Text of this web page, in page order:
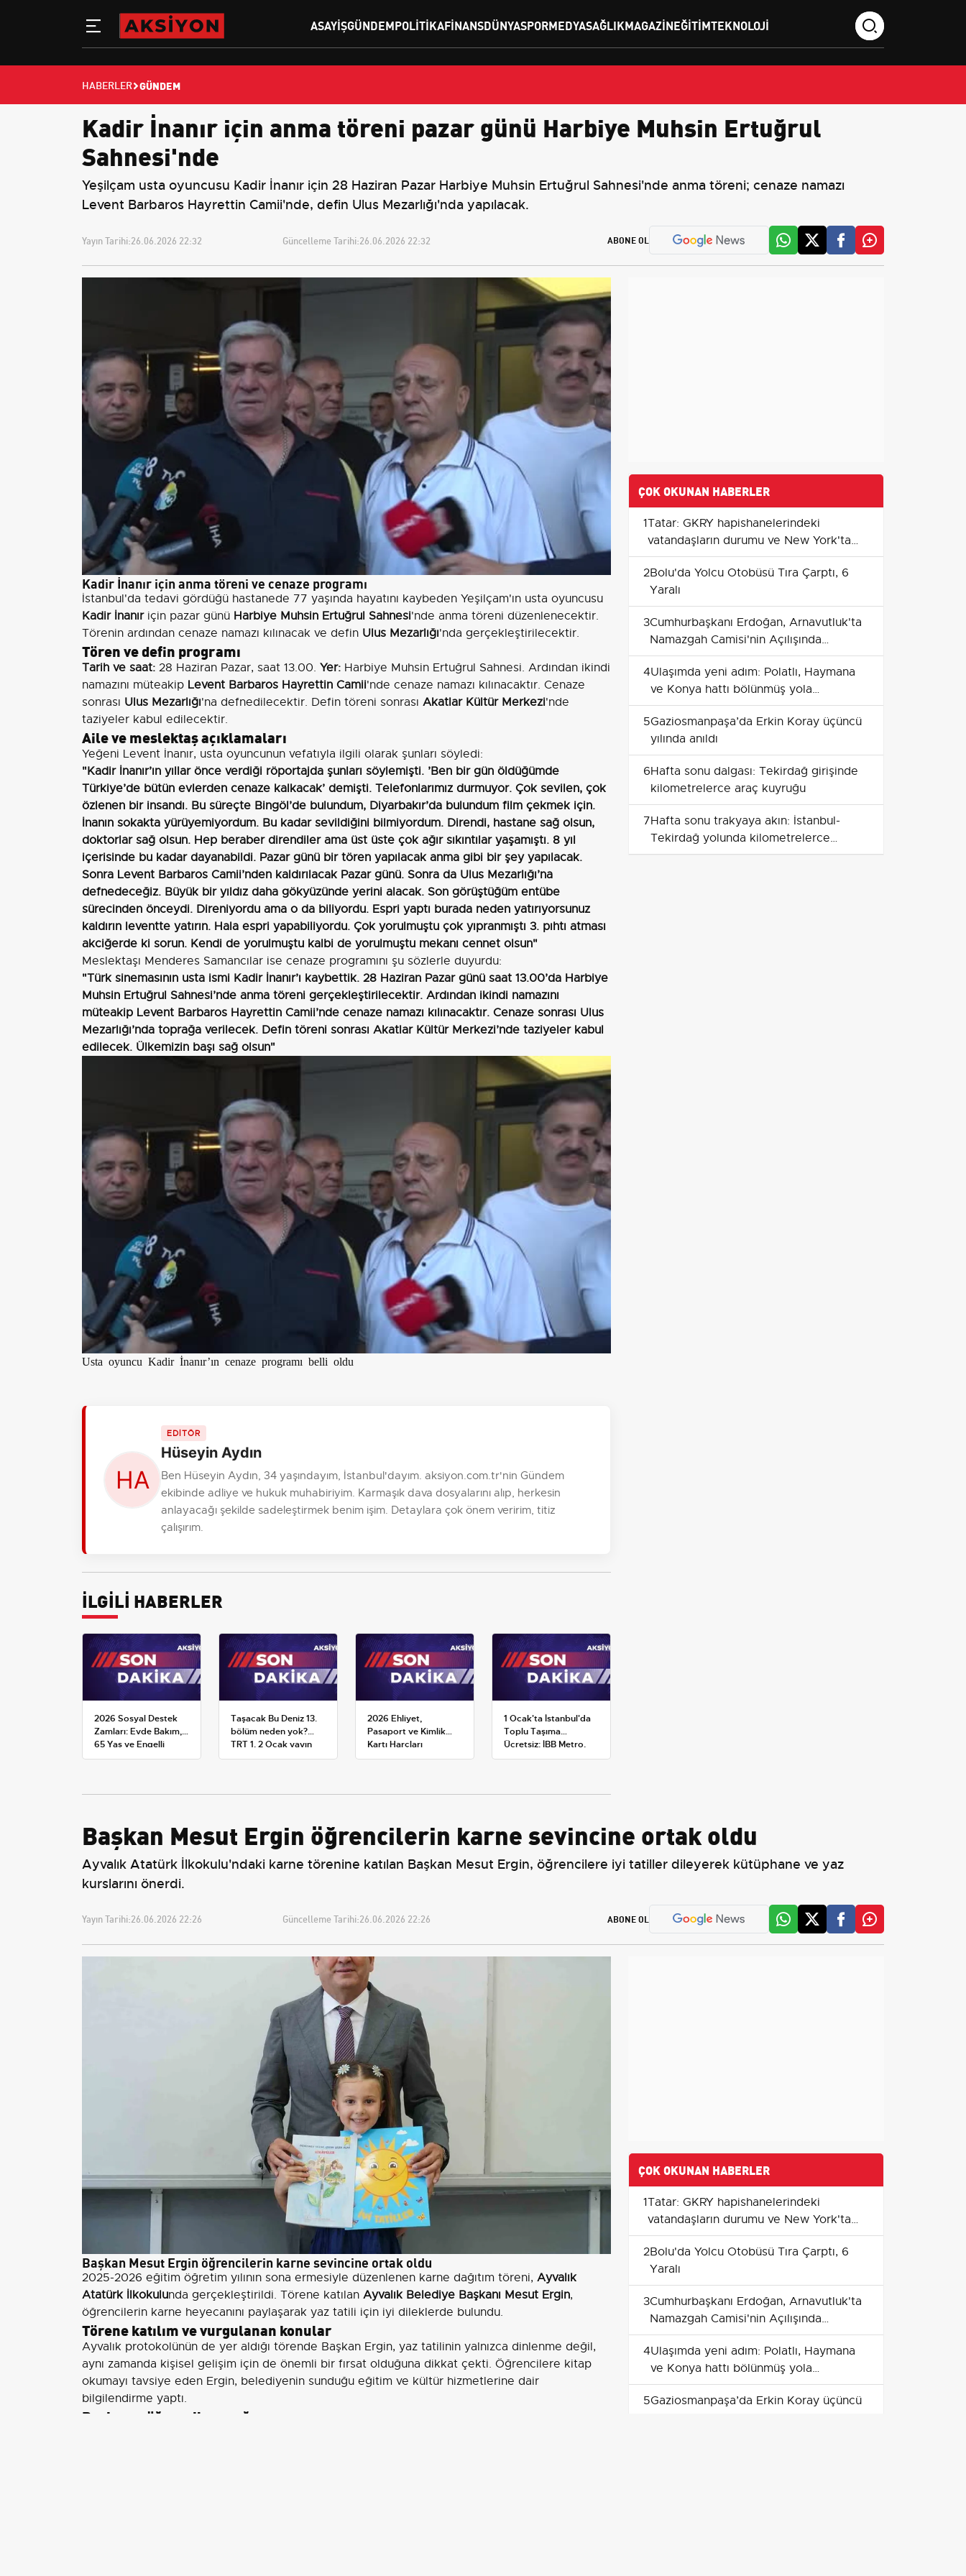
ASAYIŞGÜNDEMPOLITIKAFINANSDÜNYASPORMEDYASAĞLIKMAGAZINEĞITIMTEKNOLOJI
HABERLER GÜNDEM
Kadir İnanır için anma töreni pazar günü Harbiye Muhsin Ertuğrul
Sahnesi'nde
Yeşilçam usta oyuncusu Kadir İnanır için 28 Haziran Pazar Harbiye Muhsin Ertuğrul Sahnesi'nde anma töreni; cenaze namazı
Levent Barbaros Hayrettin Camii'nde, defin Ulus Mezarlığı'nda yapılacak.
Yayın Tarihi:26.06.2026 22:32 Güncelleme Tarihi:26.06.2026 22:32 ABONE OL
Kadir İnanır için anma töreni ve cenaze programı
İstanbul'da tedavi gördüğü hastanede 77 yaşında hayatını kaybeden Yeşilçam'ın usta oyuncusu
Kadir İnanıriçin pazar günü Harbiye Muhsin Ertuğrul Sahnesi'nde anma töreni düzenlenecektir.
Törenin ardından cenaze namazı kılınacak ve defin Ulus Mezarlığı'nda gerçekleştirilecektir.
Tören ve defin programı
Tarih ve saat: 28 Haziran Pazar, saat 13.00. Yer: Harbiye Muhsin Ertuğrul Sahnesi. Ardından ikindi
namazını müteakip Levent Barbaros Hayrettin Camii'nde cenaze namazı kılınacaktır. Cenaze
sonrası Ulus Mezarlığı'na defnedilecektir. Defin töreni sonrası Akatlar Kültür Merkezi'nde
taziyeler kabul edilecektir.
Aile ve meslektaş açıklamaları
Yeğeni Levent İnanır, usta oyuncunun vefatıyla ilgili olarak şunları söyledi:
"Kadir İnanır’ın yıllar önce verdiği röportajda şunları söylemişti. ’Ben bir gün öldüğümde
Türkiye’de bütün evlerden cenaze kalkacak’ demişti. Telefonlarımız durmuyor. Çok sevilen, çok
özlenen bir insandı. Bu süreçte Bingöl’de bulundum, Diyarbakır’da bulundum film çekmek için.
İnanın sokakta yürüyemiyordum. Bu kadar sevildiğini bilmiyordum. Direndi, hastane sağ olsun,
doktorlar sağ olsun. Hep beraber direndiler ama üst üste çok ağır sıkıntılar yaşamıştı. 8 yıl
içerisinde bu kadar dayanabildi. Pazar günü bir tören yapılacak anma gibi bir şey yapılacak.
Sonra Levent Barbaros Camii’nden kaldırılacak Pazar günü. Sonra da Ulus Mezarlığı’na
defnedeceğiz. Büyük bir yıldız daha gökyüzünde yerini alacak. Son görüştüğüm entübe
sürecinden önceydi. Direniyordu ama o da biliyordu. Espri yaptı burada neden yatırıyorsunuz
kaldırın leventte yatırın. Hala espri yapabiliyordu. Çok yorulmuştu çok yıpranmıştı 3. pıhtı atması
akciğerde ki sorun. Kendi de yorulmuştu kalbi de yorulmuştu mekanı cennet olsun"
Meslektaşı Menderes Samancılar ise cenaze programını şu sözlerle duyurdu:
"Türk sinemasının usta ismi Kadir İnanır’ı kaybettik. 28 Haziran Pazar günü saat 13.00’da Harbiye
Muhsin Ertuğrul Sahnesi’nde anma töreni gerçekleştirilecektir. Ardından ikindi namazını
müteakip Levent Barbaros Hayrettin Camii’nde cenaze namazı kılınacaktır. Cenaze sonrası Ulus
Mezarlığı’nda toprağa verilecek. Defin töreni sonrası Akatlar Kültür Merkezi’nde taziyeler kabul
edilecek. Ülkemizin başı sağ olsun"
Usta oyuncu Kadir İnanır’ın cenaze programı belli oldu
EDİTÖR
Hüseyin Aydın
Ben Hüseyin Aydın, 34 yaşındayım, İstanbul'dayım. aksiyon.com.tr'nin Gündem
ekibinde adliye ve hukuk muhabiriyim. Karmaşık dava dosyalarını alıp, herkesin
anlayacağı şekilde sadeleştirmek benim işim. Detaylara çok önem veririm, titiz
çalışırım.
İLGİLİ HABERLER
2026 Sosyal Destek
Zamları: Evde Bakım,
65 Yaş ve Engelli
Maaşlarında Yeni
Taşacak Bu Deniz 13.
bölüm neden yok?
TRT 1, 2 Ocak yayın
planını değiştirdi
2026 Ehliyet,
Pasaport ve Kimlik
Kartı Harçları
Resmileşti: Yeni
1 Ocak'ta İstanbul'da
Toplu Taşıma
Ücretsiz: İBB Metro,
Metrobüs ve Otobüs
ÇOK OKUNAN HABERLER
1Tatar: GKRY hapishanelerindeki
vatandaşların durumu ve New York'ta
BM gündemi
2Bolu'da Yolcu Otobüsü Tıra Çarptı, 6
Yaralı
3Cumhurbaşkanı Erdoğan, Arnavutluk'ta
Namazgah Camisi'nin Açılışında
Konuştu
4Ulaşımda yeni adım: Polatlı, Haymana
ve Konya hattı bölünmüş yola
kavuşuyor
5Gaziosmanpaşa’da Erkin Koray üçüncü
yılında anıldı
6Hafta sonu dalgası: Tekirdağ girişinde
kilometrelerce araç kuyruğu
7Hafta sonu trakyaya akın: İstanbul-
Tekirdağ yolunda kilometrelerce
kuyruk
Başkan Mesut Ergin öğrencilerin karne sevincine ortak oldu
Ayvalık Atatürk İlkokulu'ndaki karne törenine katılan Başkan Mesut Ergin, öğrencilere iyi tatiller dileyerek kütüphane ve yaz
kurslarını önerdi.
Yayın Tarihi:26.06.2026 22:26 Güncelleme Tarihi:26.06.2026 22:26 ABONE OL
Başkan Mesut Ergin öğrencilerin karne sevincine ortak oldu
2025-2026 eğitim öğretim yılının sona ermesiyle düzenlenen karne dağıtım töreni, Ayvalık
Atatürk İlkokulunda gerçekleştirildi. Törene katılan Ayvalık Belediye Başkanı Mesut Ergin,
öğrencilerin karne heyecanını paylaşarak yaz tatili için iyi dileklerde bulundu.
Törene katılım ve vurgulanan konular
Ayvalık protokolünün de yer aldığı törende Başkan Ergin, yaz tatilinin yalnızca dinlenme değil,
aynı zamanda kişisel gelişim için de önemli bir fırsat olduğuna dikkat çekti. Öğrencilere kitap
okumayı tavsiye eden Ergin, belediyenin sunduğu eğitim ve kültür hizmetlerine dair
bilgilendirme yaptı.
Başkanın öğrencilere çağrısı
ÇOK OKUNAN HABERLER
1Tatar: GKRY hapishanelerindeki
vatandaşların durumu ve New York'ta
BM gündemi
2Bolu'da Yolcu Otobüsü Tıra Çarptı, 6
Yaralı
3Cumhurbaşkanı Erdoğan, Arnavutluk'ta
Namazgah Camisi'nin Açılışında
Konuştu
4Ulaşımda yeni adım: Polatlı, Haymana
ve Konya hattı bölünmüş yola
kavuşuyor
5Gaziosmanpaşa’da Erkin Koray üçüncü